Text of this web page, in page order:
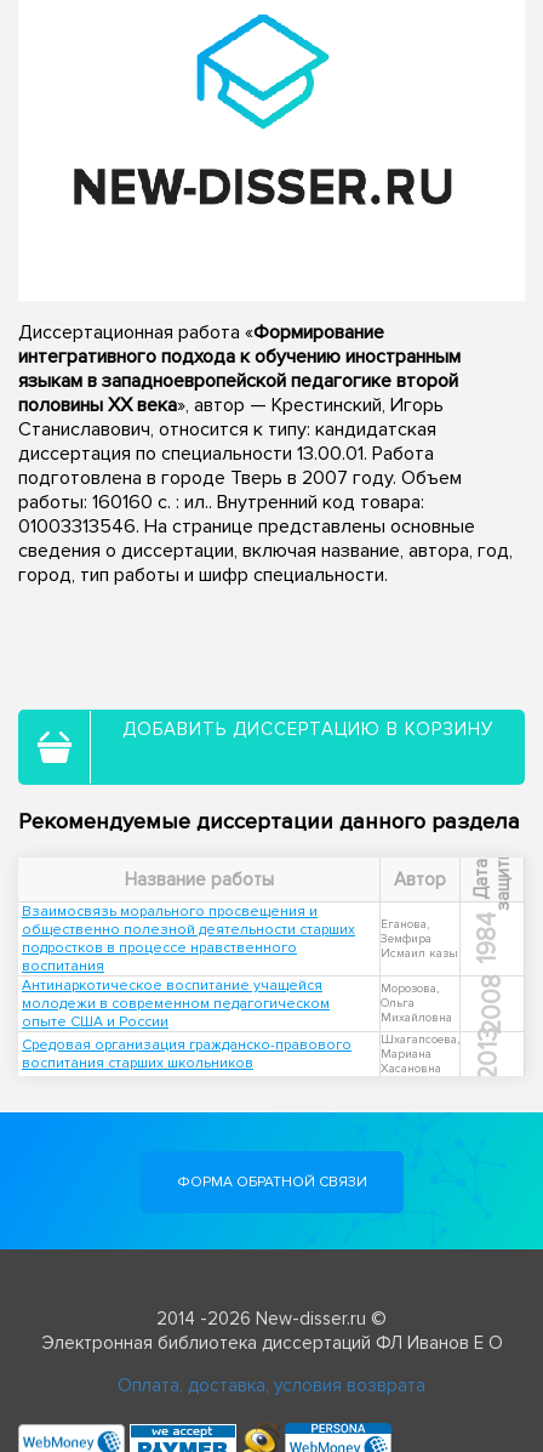
Диссертационная работа «Формирование
интегративного подхода к обучению иностранным
языкам в западноевропейской педагогике второй
половины XX века», автор — Крестинский, Игорь
Станиславович, относится к типу: кандидатская
диссертация по специальности 13.00.01. Работа
подготовлена в городе Тверь в 2007 году. Объем
работы: 160160 с. : ил.. Внутренний код товара:
01003313546. На странице представлены основные
сведения о диссертации, включая название, автора, год,
город, тип работы и шифр специальности.
ДОБАВИТЬ ДИССЕРТАЦИЮ В КОРЗИНУ
Рекомендуемые диссертации данного раздела
Название работы Автор Д
а
т
а
з
а
щ
и
т ы
Взаимосвязь морального просвещения и
общественно полезной деятельности старших
подростков в процессе нравственного
воспитания
Еганова,
Земфира
Исмаил казы
1984
Антинаркотическое воспитание учащейся
молодежи в современном педагогическом
опыте США и России
Морозова,
Ольга
Михайловна
2008
Средовая организация гражданско-правового
воспитания старших школьников
Шхагапсоева,
Мариана
Хасановна
2013
ФОРМА ОБРАТНОЙ СВЯЗИ
2014 -2026 New-disser.ru ©
Электронная библиотека диссертаций ФЛ Иванов Е О
Оплата, доставка, условия возврата